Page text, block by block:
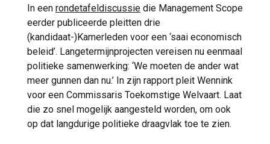
In een rondetafeldiscussie die Management Scope
eerder publiceerde pleitten drie
(kandidaat-)Kamerleden voor een ‘saai economisch
beleid’. Langetermijnprojecten vereisen nu eenmaal
politieke samenwerking: ‘We moeten de ander wat
meer gunnen dan nu.’ In zijn rapport pleit Wennink
voor een Commissaris Toekomstige Welvaart. Laat
die zo snel mogelijk aangesteld worden, om ook
op dat langdurige politieke draagvlak toe te zien.